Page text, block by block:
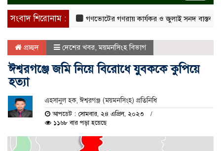
সংবাদ শিরোনাম :গণভোটের গণরায় কার্যকর ও জুলাই সনদ বাস্তবায়নের
প্রচ্ছদ দেশের খবর,ময়মনসিংহ বিভাগ
ঈশ্বরগঞ্জে জমি নিয়ে বিরোধে যুবককে কুপিয়ে
হত্যা
এহসানুল হক, ঈশ্বরগঞ্জ (ময়মনসিংহ) প্রতিনিধি
আপডেট : সোমবার, ২৪ এপ্রিল, ২০২৩
১১৬৮ বার পড়া হয়েছে